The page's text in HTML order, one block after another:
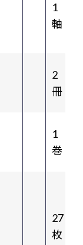
1
軸
2
冊
1
巻
27
枚